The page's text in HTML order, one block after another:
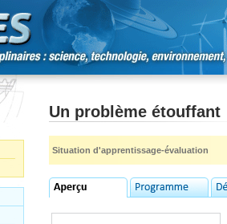
Un problème étouffant
Situation d'apprentissage-évaluation